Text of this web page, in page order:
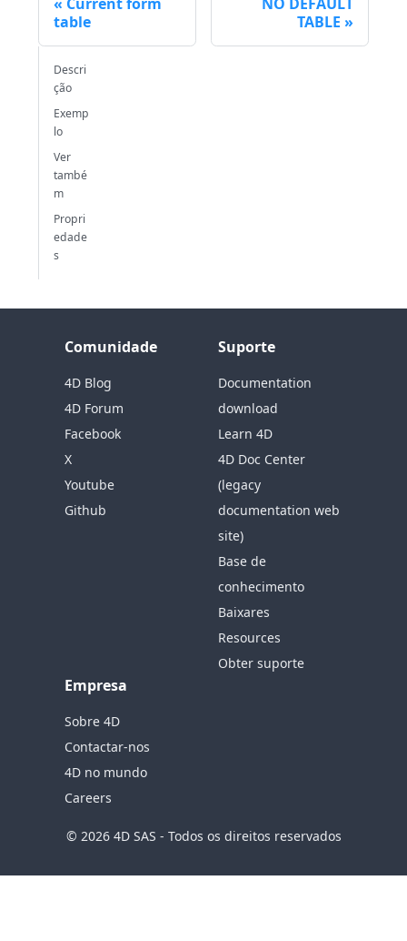
table
TABLE
Descri
ção
Exemp
lo
Ver
també
m
Propri
edade
s
Comunidade
4D Blog
4D Forum
Facebook
X
Youtube
Github
Suporte
Documentation
download
Learn 4D
4D Doc Center
(legacy
documentation web
site)
Base de
conhecimento
Baixares
Resources
Obter suporte
Empresa
Sobre 4D
Contactar-nos
4D no mundo
Careers
© 2026 4D SAS - Todos os direitos reservados